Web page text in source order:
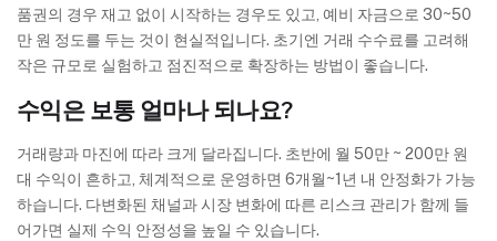
품권의 경우 재고 없이 시작하는 경우도 있고, 예비 자금으로 30~50
만 원 정도를 두는 것이 현실적입니다. 초기엔 거래 수수료를 고려해
작은 규모로 실험하고 점진적으로 확장하는 방법이 좋습니다.
수익은 보통 얼마나 되나요?
거래량과 마진에 따라 크게 달라집니다. 초반에 월 50만 ~ 200만 원
대 수익이 흔하고, 체계적으로 운영하면 6개월~1년 내 안정화가 가능
하습니다. 다변화된 채널과 시장 변화에 따른 리스크 관리가 함께 들
어가면 실제 수익 안정성을 높일 수 있습니다.